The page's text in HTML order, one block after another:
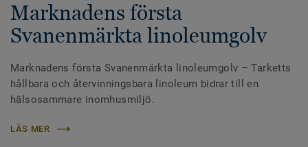
Marknadens första
Svanenmärkta linoleumgolv
Marknadens första Svanenmärkta linoleumgolv – Tarketts
hållbara och återvinningsbara linoleum bidrar till en
hälsosammare inomhusmiljö.
LÄS MER